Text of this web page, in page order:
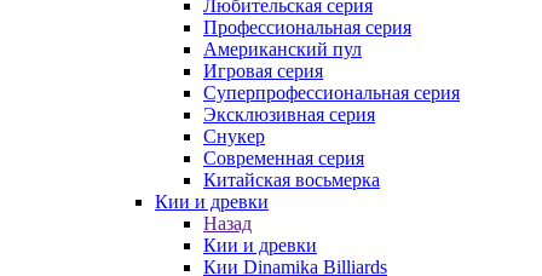
Любительская серия
Профессиональная серия
Американский пул
Игровая серия
Суперпрофессиональная серия
Эксклюзивная серия
Снукер
Современная серия
Китайская восьмерка
Кии и древки
Назад
Кии и древки
Кии Dinamika Billiards